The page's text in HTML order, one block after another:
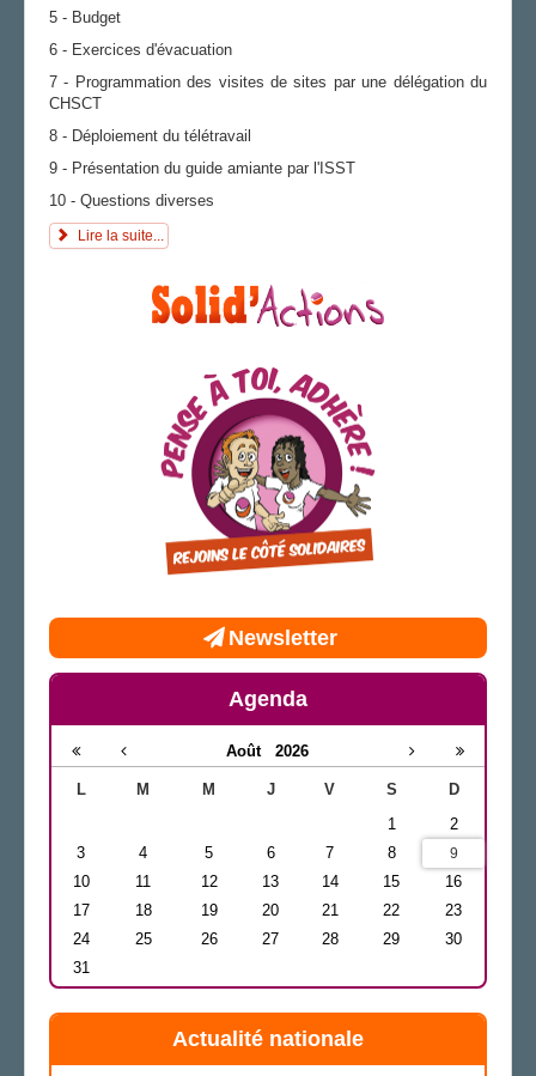
5 - Budget
6 - Exercices d'évacuation
7 - Programmation des visites de sites par une délégation du
CHSCT
8 - Déploiement du télétravail
9 - Présentation du guide amiante par l'ISST
10 - Questions diverses
Lire la suite...
Newsletter
Agenda
Août 2026
L M M J V S
D
1
2
3
4 5 6 7 8 9
10 11 12 13 14 15
16
17
18 19 20 21 22
23
24
25 26 27 28 29
30
31
Actualité nationale